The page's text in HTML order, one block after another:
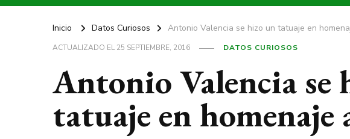
Inicio Datos Curiosos Antonio Valencia se hizo un tatuaje en
ACTUALIZADO EL25 SEPTIEMBRE, 2016 DATOS CURIOSOS
Antonio Valencia se
tatuaje en homenaje